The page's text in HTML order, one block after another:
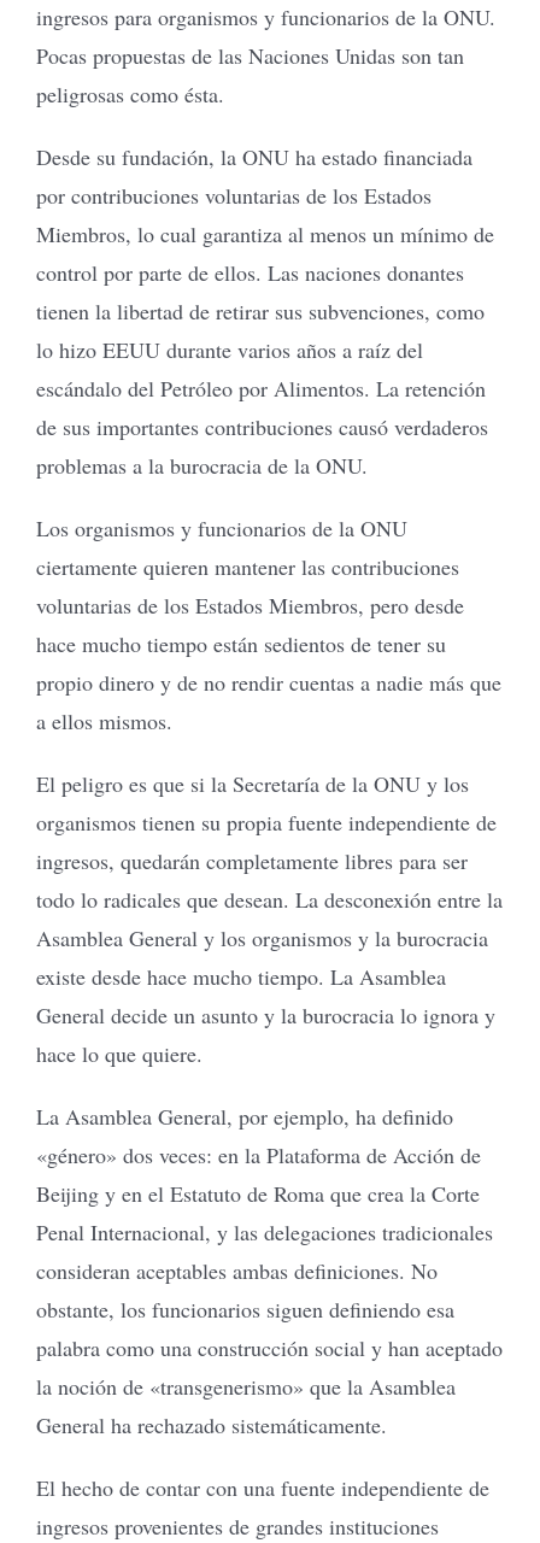
ingresos para organismos y funcionarios de la ONU.
Pocas propuestas de las Naciones Unidas son tan
peligrosas como ésta.
Desde su fundación, la ONU ha estado financiada
por contribuciones voluntarias de los Estados
Miembros, lo cual garantiza al menos un mínimo de
control por parte de ellos. Las naciones donantes
tienen la libertad de retirar sus subvenciones, como
lo hizo EEUU durante varios años a raíz del
escándalo del Petróleo por Alimentos. La retención
de sus importantes contribuciones causó verdaderos
problemas a la burocracia de la ONU.
Los organismos y funcionarios de la ONU
ciertamente quieren mantener las contribuciones
voluntarias de los Estados Miembros, pero desde
hace mucho tiempo están sedientos de tener su
propio dinero y de no rendir cuentas a nadie más que
a ellos mismos.
El peligro es que si la Secretaría de la ONU y los
organismos tienen su propia fuente independiente de
ingresos, quedarán completamente libres para ser
todo lo radicales que desean. La desconexión entre la
Asamblea General y los organismos y la burocracia
existe desde hace mucho tiempo. La Asamblea
General decide un asunto y la burocracia lo ignora y
hace lo que quiere.
La Asamblea General, por ejemplo, ha definido
«género» dos veces: en la Plataforma de Acción de
Beijing y en el Estatuto de Roma que crea la Corte
Penal Internacional, y las delegaciones tradicionales
consideran aceptables ambas definiciones. No
obstante, los funcionarios siguen definiendo esa
palabra como una construcción social y han aceptado
la noción de «transgenerismo» que la Asamblea
General ha rechazado sistemáticamente.
El hecho de contar con una fuente independiente de
ingresos provenientes de grandes instituciones